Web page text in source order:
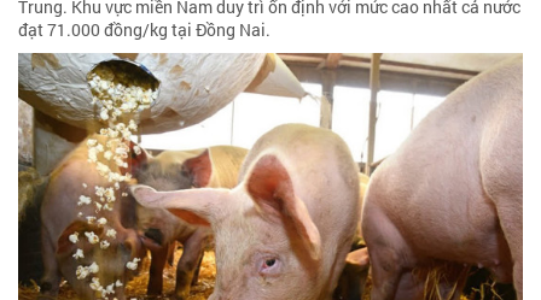
Trung. Khu vực miền Nam duy trì ổn định với mức cao nhất cả nước
đạt 71.000 đồng/kg tại Đồng Nai.